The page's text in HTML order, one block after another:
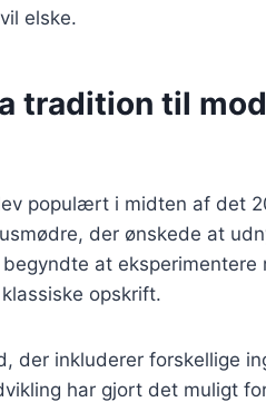
elske.
tradition til
populært i midten af det
der ønskede at
at eksperimentere
opskrift.
der inkluderer forskellige
har gjort det muligt